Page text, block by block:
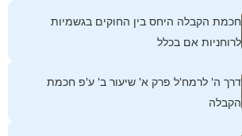
חכמת הקבלה היחס בין החוקים בגשמיות
לרוחניות אם בכלל
דרך ה' לרמח'ל פרק א' שיעור ב' ע'פ חכמת
הקבלה